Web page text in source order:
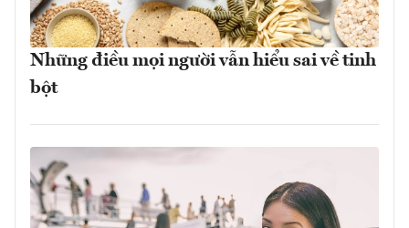
Những điều mọi người vẫn hiểu sai về tinh
bột